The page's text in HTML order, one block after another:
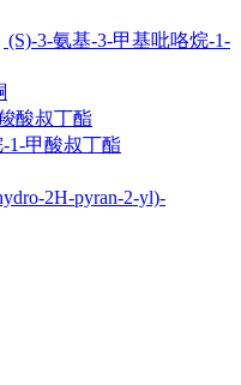
(S)-3-氨基-3-甲基吡咯烷-1-
酸叔丁酯
-1-甲酸叔丁酯
2H-pyran-2-yl)-